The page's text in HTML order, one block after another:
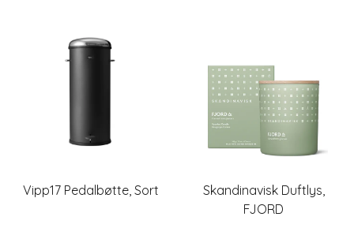
Vipp17 Pedalbøtte, Sort
Skandinavisk Duftlys,
FJORD